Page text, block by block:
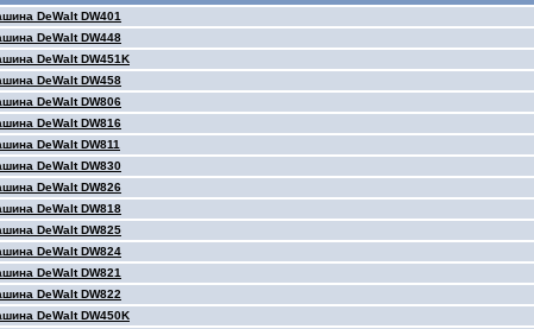
DeWalt DW401
DeWalt DW448
DeWalt DW451K
DeWalt DW458
DeWalt DW806
DeWalt DW816
DeWalt DW811
DeWalt DW830
DeWalt DW826
DeWalt DW818
DeWalt DW825
DeWalt DW824
DeWalt DW821
DeWalt DW822
DeWalt DW450K